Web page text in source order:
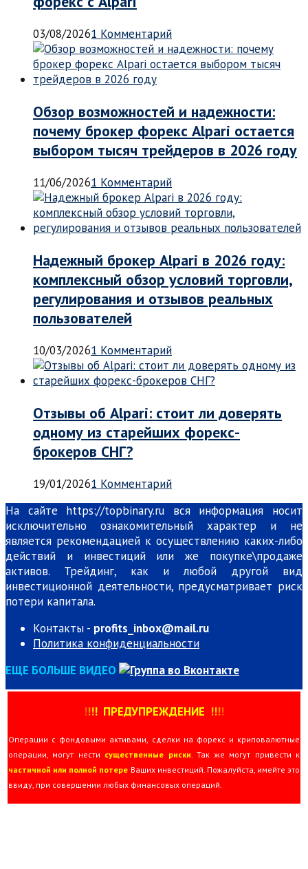
03/08/20261 Комментарий
Обзор возможностей и надежности:
почему брокер форекс Alpari остается
выбором тысяч трейдеров в 2026 году
11/06/20261 Комментарий
Надежный брокер Alpari в 2026 году:
комплексный обзор условий торговли,
регулирования и отзывов реальных
пользователей
10/03/20261 Комментарий
Отзывы об Alpari: стоит ли доверять
одному из старейших форекс-
брокеров СНГ?
19/01/20261 Комментарий
На сайте https://topbinary.ru вся информация носит
исключительно ознакомительный характер и не
является рекомендацией к осуществлению каких-либо
действий и инвестиций или же покупке\продаже
активов. Трейдинг, как и любой другой вид
инвестиционной деятельности, предусматривает риск
потери капитала.
Контакты - profits_inbox@mail.ru
Политика конфиденциальности
ЕЩЕ БОЛЬШЕ ВИДЕО
!!!! ПРЕДУПРЕЖДЕНИЕ !!!!
Операции с фондовыми активами, сделки на форекс и криповалютные
операции, могут нести существенные риски . Так же могут привести к
частичной или полной потере Ваших инвестиций. Пожалуйста, имейте это
ввиду, при совершении любых финансовых операций.